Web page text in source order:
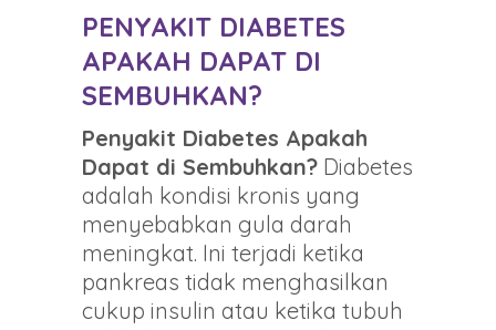
PENYAKIT DIABETES
APAKAH DAPAT DI
SEMBUHKAN?
Penyakit Diabetes Apakah
Dapat di Sembuhkan? Diabetes
adalah kondisi kronis yang
menyebabkan gula darah
meningkat. Ini terjadi ketika
pankreas tidak menghasilkan
cukup insulin atau ketika tubuh